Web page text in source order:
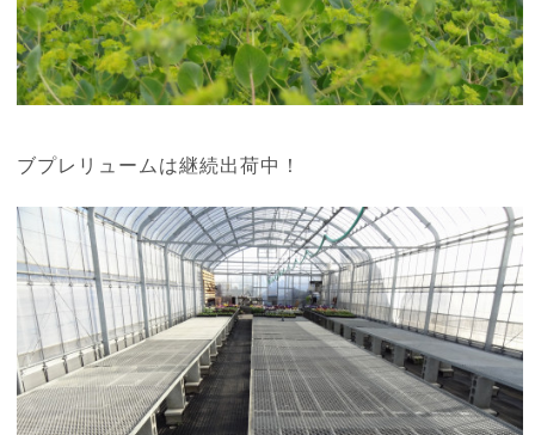
ブプレリュームは継続出荷中！